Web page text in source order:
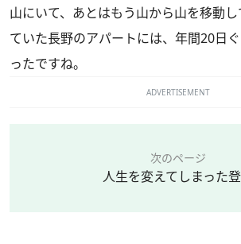
山にいて、あとはもう山から山を移動
ていた長野のアパートには、年間20日
ったですね。
ADVERTISEMENT
次のページ
人生を変えてしまった